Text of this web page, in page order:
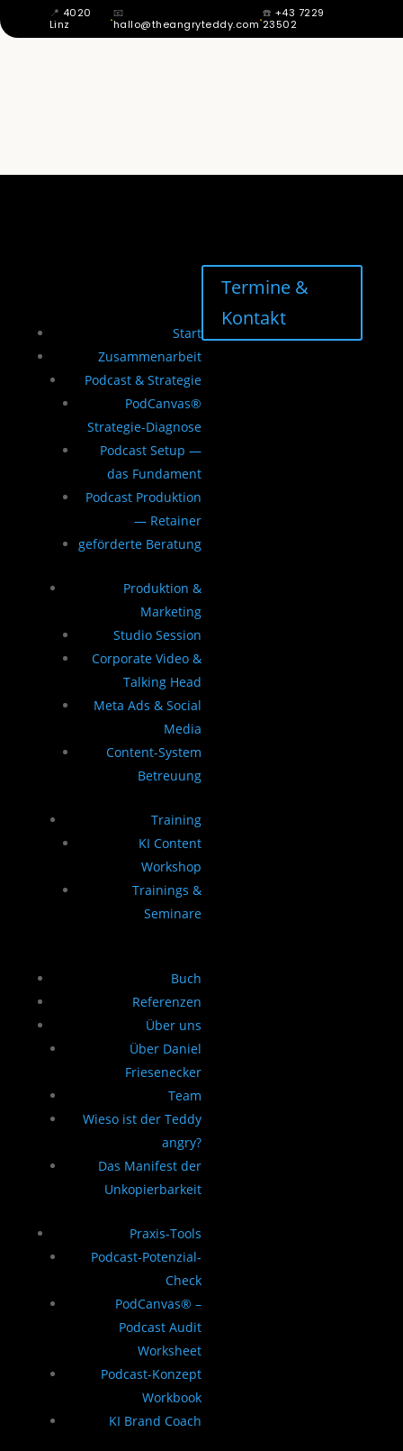
📍 4020
Linz
·📧
hallo@theangryteddy.com·☎️ +43 7229
23502
Start
Zusammenarbeit
Podcast & Strategie
PodCanvas®
Strategie-Diagnose
Podcast Setup —
das Fundament
Podcast Produktion
— Retainer
geförderte Beratung
Produktion &
Marketing
Studio Session
Corporate Video &
Talking Head
Meta Ads & Social
Media
Content-System
Betreuung
Training
KI Content
Workshop
Trainings &
Seminare
Buch
Referenzen
Über uns
Über Daniel
Friesenecker
Team
Wieso ist der Teddy
angry?
Das Manifest der
Unkopierbarkeit
Praxis-Tools
Podcast-Potenzial-
Check
PodCanvas® –
Podcast Audit
Worksheet
Podcast-Konzept
Workbook
KI Brand Coach
Termine &
Kontakt